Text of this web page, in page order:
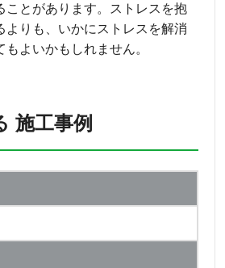
ことがあります。ストレスを抱
よりも、いかにストレスを解消
よいかもしれません。
施工事例